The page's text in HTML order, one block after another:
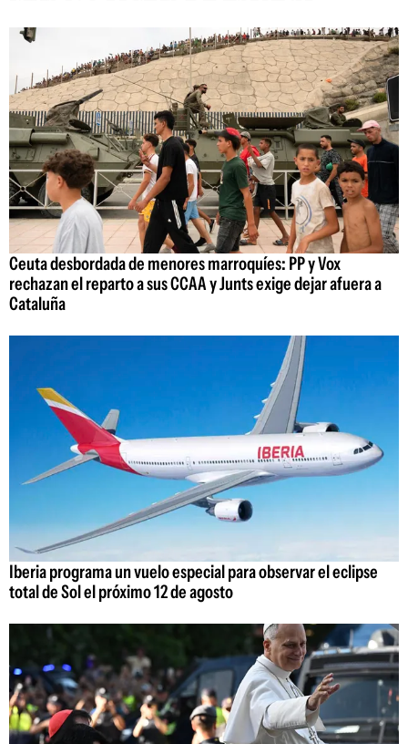
Ceuta desbordada de menores marroquíes: PP y Vox
rechazan el reparto a sus CCAA y Junts exige dejar afuera a
Cataluña
Iberia programa un vuelo especial para observar el eclipse
total de Sol el próximo 12 de agosto